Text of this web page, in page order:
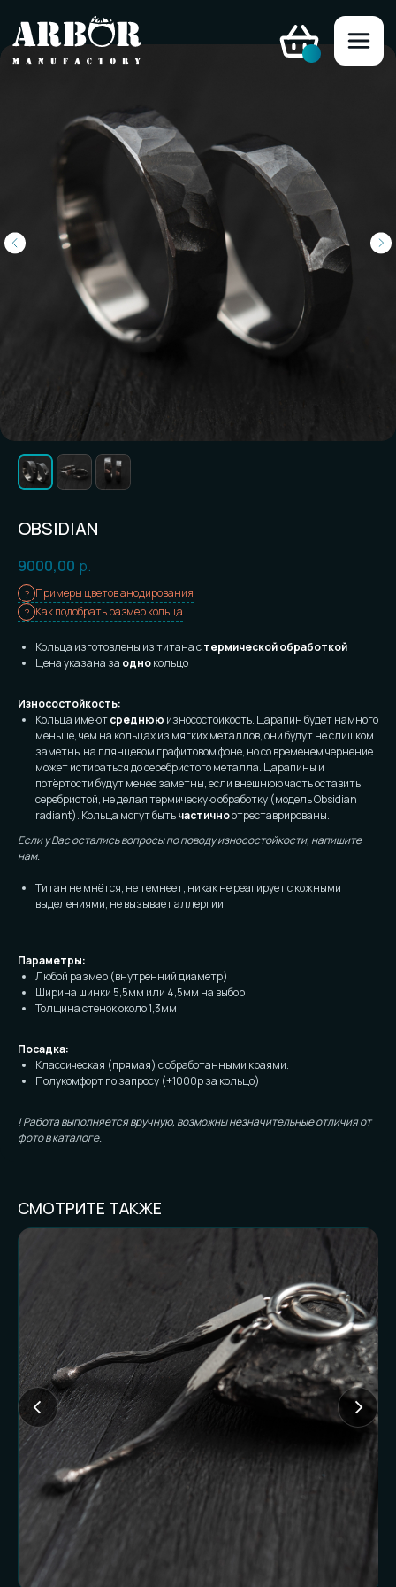
OBSIDIAN
9000,00 р.
Примеры цветов анодирования
Как подобрать размер кольца
Кольца изготовлены из титана стермической обработкой
Цена указана за однокольцо
Износостойкость:
Кольца имеютсреднюю износостойкость. Царапин будет намного
меньше, чем на кольцах из мягких металлов, они будут не слишком
заметны на глянцевом графитовом фоне, но со временем чернение
может истираться до серебристого металла. Царапины и
потёртости будут менее заметны, если внешнюю часть оставить
серебристой, не делая термическую обработку (модель Obsidian
radiant). Кольца могут бытьчастичноотреставрированы.
Если у Вас остались вопросы по поводу износостойкости, напишите
нам.
Титан не мнётся, не темнеет, никак не реагирует с кожными
выделениями, не вызывает аллергии
Параметры:
Любой размер (внутренний диаметр)
Ширина шинки 5,5мм или 4,5мм на выбор
Толщина стенок около 1,3мм
Посадка:
Классическая (прямая) с обработанными краями.
Полукомфорт по запросу (+1000р за кольцо)
! Работа выполняется вручную, возможны незначительные отличия от
фото в каталоге.
СМОТРИТЕ ТАКЖЕ
Частые вопросы (и честные
ответы):
FAQ И ГОТОВНОСТЬ
К ЗАКАЗУ
Доставляете ли
наложенным
платежом?
Нет. Работаем только по предоплате. Это
наш принцип и защита от недоразумений
с обеих сторон.